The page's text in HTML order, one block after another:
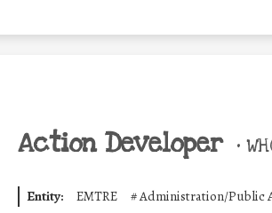
Action Developer •
Entity: EMTRE #Administration/Public